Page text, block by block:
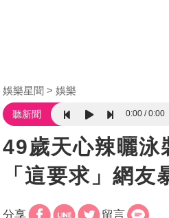
娛樂星聞 娛樂
聽新聞 0:00 0:00
49歲天心辣曬泳
「這要求」網友
分享 留言